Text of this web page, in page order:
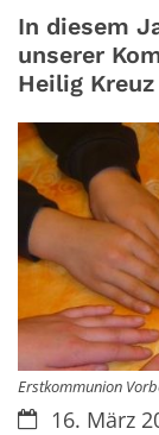
In diesem
unserer
Heilig
Erstkommunion
Datum:16. März